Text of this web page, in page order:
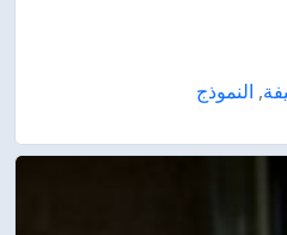
, النموذج